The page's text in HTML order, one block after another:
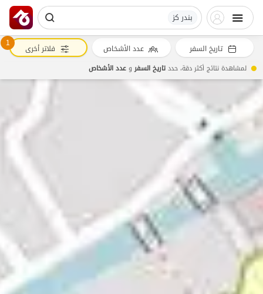
بندر کز
تاريخ السفر عدد الأشخاص 1 فلاتر أخرى
لمشاهدة نتائج أكثر دقة، حددتاريخ السفروعدد الأشخاص